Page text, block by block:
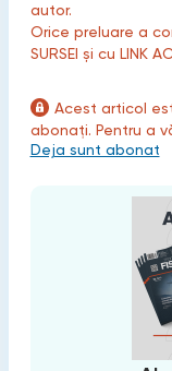
autor.
Orice preluare a
SURSEI și cu LINK
Acest articol
abonați. Pentru a
Deja sunt abonat